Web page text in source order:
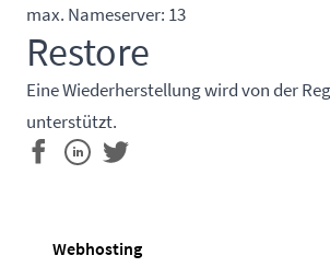
max. Nameserver: 13
Restore
Eine Wiederherstellung wird von der
unterstützt.
Webhosting